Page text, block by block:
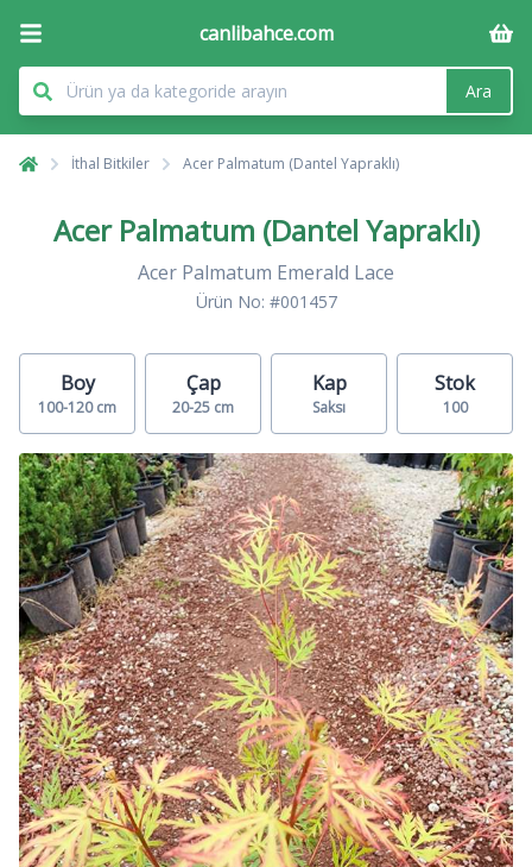
canlibahce.com
Ara
İthal Bitkiler Acer Palmatum (Dantel Yapraklı)
Acer Palmatum (Dantel Yapraklı)
Acer Palmatum Emerald Lace
Ürün No: #001457
Boy
100-120 cm
Çap
20-25 cm
Kap
Saksı
Stok
100